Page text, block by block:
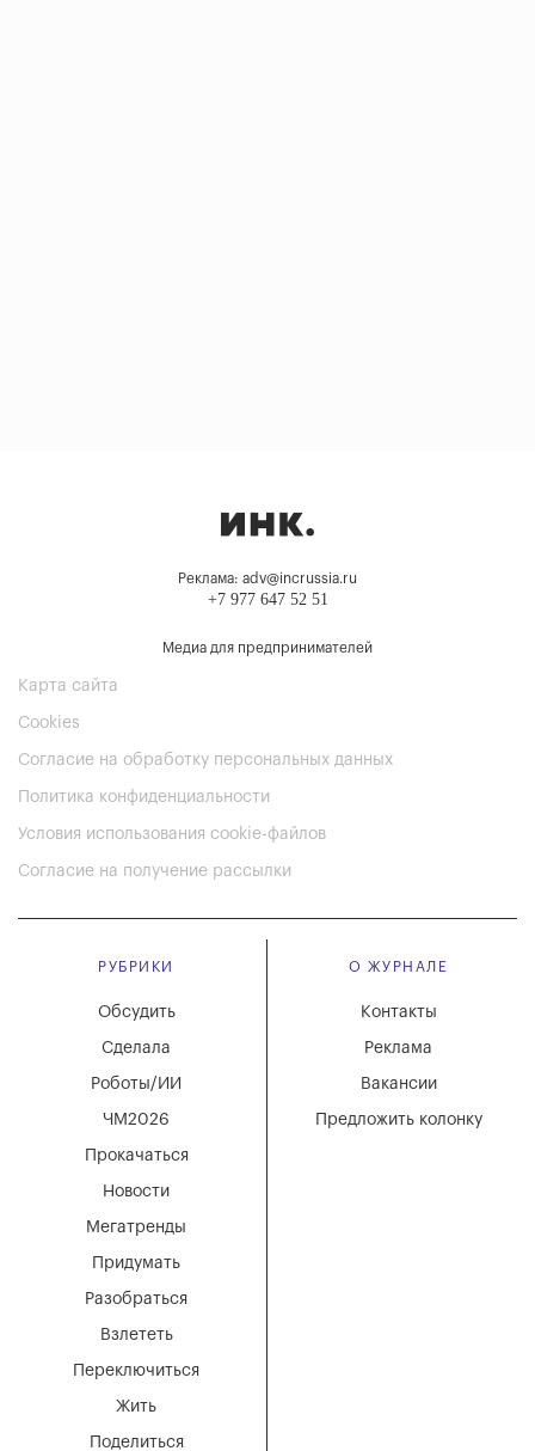
Реклама: adv@incrussia.ru
+7 977 647 52 51
Медиа для предпринимателей
Карта сайта
Cookies
Согласие на обработку персональных данных
Политика конфиденциальности
Условия использования cookie-файлов
Согласие на получение рассылки
РУБРИКИ
Мегатренды
Придумать
Разобраться
Взлететь
Новости
Переключиться
Жить
Поделиться
Обсудить
Сделала
Роботы/ИИ
ЧМ2026
Прокачаться
О ЖУРНАЛЕ
Вакансии
Реклама
Контакты
Предложить колонку